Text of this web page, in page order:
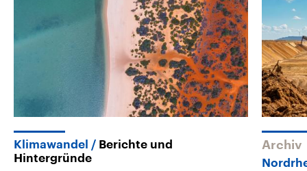
Klimawandel
Berichte und
Hintergründe
Archiv